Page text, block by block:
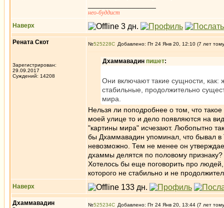
нео-буддист
Наверх
Рената Скот
Зарегистрирован:
29.09.2017
Суждений: 14208
№525228 Добавлено: Пт 24 Янв 20, 12:10 (7 лет
Дхаммавадин пишет:
Они включают такие сущности,
стабильные, продолжительно
мира.
Нельзя ли поподробнее о том, что
моей улице то и дело появляются на
"картины мира" исчезают. Любопытно
бы Дхаммавадин упоминал, что бывал в
невозможно. Тем не менее он
дхаммы делятся по половому
Хотелось бы еще поговорить про
которого не стабильно и не
Наверх
Дхаммавадин №525234 Добавлено: Пт 24 Янв 20, 13:44 (7 лет